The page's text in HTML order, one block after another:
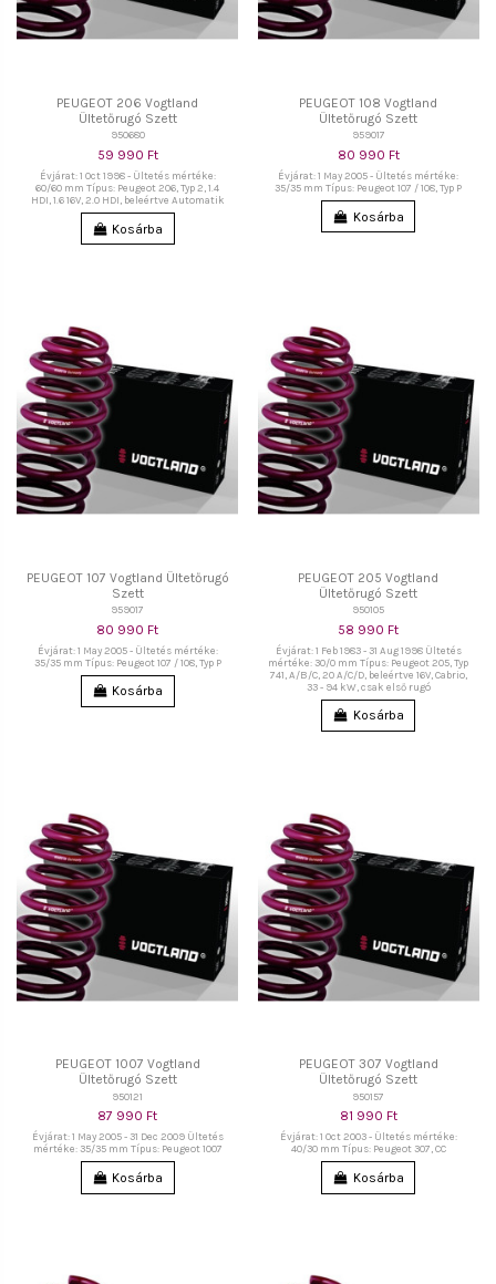
PEUGEOT 206 Vogtland
Ültetőrugó Szett
950680
59 990 Ft
Évjárat: 1 Oct 1998 - Ültetés mértéke:
60/60 mm Típus: Peugeot 206, Typ 2, 1.4
HDI, 1.6 16V, 2.0 HDI, beleértve Automatik
Kosárba
PEUGEOT 108 Vogtland
Ültetőrugó Szett
959017
80 990 Ft
Évjárat: 1 May 2005 - Ültetés mértéke:
35/35 mm Típus: Peugeot 107 / 108, Typ P
Kosárba
PEUGEOT 107 Vogtland Ültetőrugó
Szett
959017
80 990 Ft
Évjárat: 1 May 2005 - Ültetés mértéke:
35/35 mm Típus: Peugeot 107 / 108, Typ P
Kosárba
PEUGEOT 205 Vogtland
Ültetőrugó Szett
950105
58 990 Ft
Évjárat: 1 Feb 1983 - 31 Aug 1998 Ültetés
mértéke: 30/0 mm Típus: Peugeot 205, Typ
741, A/B/C, 20 A/C/D, beleértve 16V, Cabrio,
33 - 94 kW, csak első rugó
Kosárba
PEUGEOT 1007 Vogtland
Ültetőrugó Szett
950121
87 990 Ft
Évjárat: 1 May 2005 - 31 Dec 2009 Ültetés
mértéke: 35/35 mm Típus: Peugeot 1007
Kosárba
PEUGEOT 307 Vogtland
Ültetőrugó Szett
950157
81 990 Ft
Évjárat: 1 Oct 2003 - Ültetés mértéke:
40/30 mm Típus: Peugeot 307, CC
Kosárba